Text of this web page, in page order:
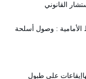
القانوني
: وصول أسلحة
على طبول